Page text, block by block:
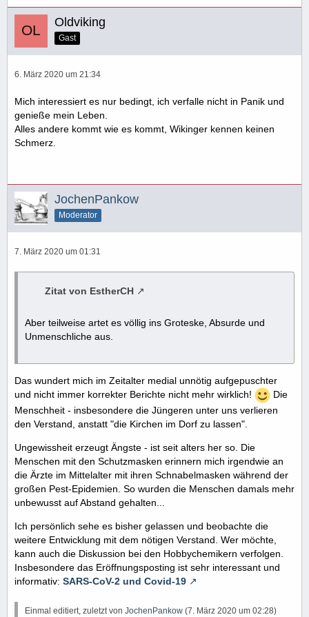
Oldviking
Gast
6. März 2020 um 21:34
Mich interessiert es nur bedingt, ich verfalle nicht in Panik und
genieße mein Leben.
Alles andere kommt wie es kommt, Wikinger kennen keinen
Schmerz.
JochenPankow
Moderator
7. März 2020 um 01:31
Zitat von EstherCH
Aber teilweise artet es völlig ins Groteske, Absurde und
Unmenschliche aus.
Das wundert mich im Zeitalter medial unnötig aufgepuschter
und nicht immer korrekter Berichte nicht mehr wirklich!
Die
Menschheit - insbesondere die Jüngeren unter uns verlieren
den Verstand, anstatt "die Kirchen im Dorf zu lassen".
Ungewissheit erzeugt Ängste - ist seit alters her so. Die
Menschen mit den Schutzmasken erinnern mich irgendwie an
die Ärzte im Mittelalter mit ihren Schnabelmasken während der
großen Pest-Epidemien. So wurden die Menschen damals mehr
unbewusst auf Abstand gehalten...
Ich persönlich sehe es bisher gelassen und beobachte die
weitere Entwicklung mit dem nötigen Verstand. Wer möchte,
kann auch die Diskussion bei den Hobbychemikern verfolgen.
Insbesondere das Eröffnungsposting ist sehr interessant und
informativ: SARS-CoV-2 und Covid-19
Einmal editiert, zuletzt von JochenPankow (7. März 2020 um 02:28)